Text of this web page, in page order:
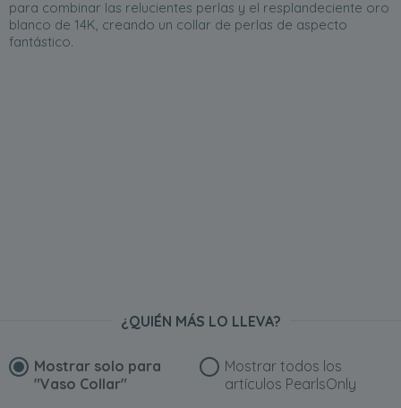
para combinar las relucientes perlas y el resplandeciente oro
blanco de 14K, creando un collar de perlas de aspecto
fantástico.
¿QUIÉN MÁS LO LLEVA?
Mostrar solo para
"Vaso Collar"
Mostrar todos los
artículos PearlsOnly